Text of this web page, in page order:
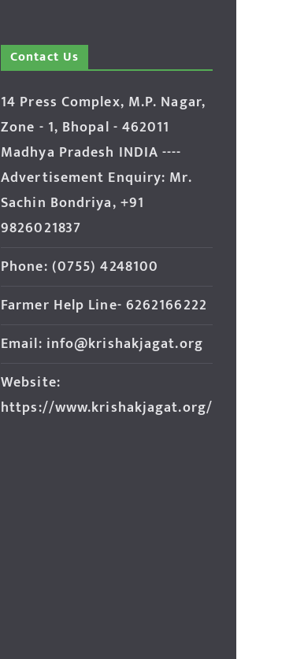
Contact Us
14 Press Complex, M.P. Nagar,
Zone - 1, Bhopal - 462011
Madhya Pradesh INDIA ----
Advertisement Enquiry: Mr.
Sachin Bondriya, +91
9826021837
Phone: (0755) 4248100
Farmer Help Line- 6262166222
Email: info@krishakjagat.org
Website:
https://www.krishakjagat.org/